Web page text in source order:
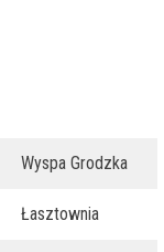
Wyspa Grodzka
Łasztownia